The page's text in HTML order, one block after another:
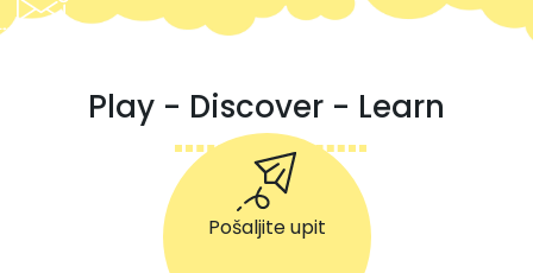
Play - Discover - Learn
Pošaljite upit